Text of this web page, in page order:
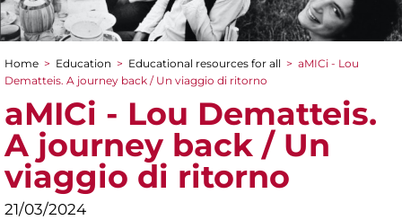
You are here
Home > Education > Educational resources for all > aMICi - Lou
Dematteis. A journey back / Un viaggio di ritorno
aMICi - Lou Dematteis.
A journey back / Un
viaggio di ritorno
21/03/2024